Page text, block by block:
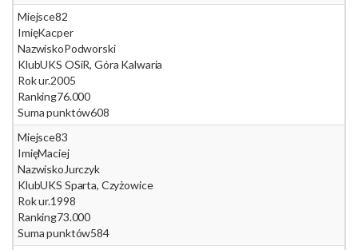
Miejsce82
ImięKacper
NazwiskoPodworski
KlubUKS OSiR, Góra Kalwaria
Rok ur.2005
Ranking76.000
Suma punktów608
Miejsce83
ImięMaciej
Nazwisko Jurczyk
KlubUKS Sparta, Czyżowice
Rok ur.1998
Ranking73.000
Suma punktów584